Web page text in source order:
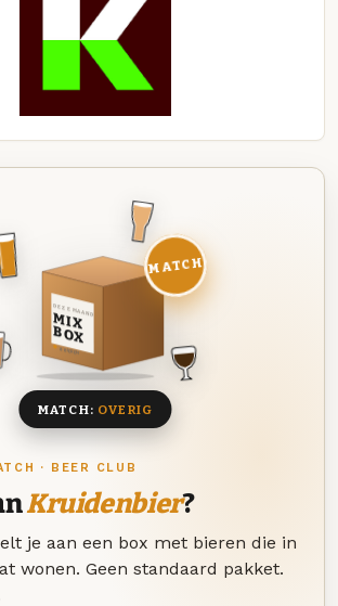
· BEER CLUB
Kruidenbier?
je aan een box met bieren die in
wonen. Geen standaard pakket.
DEZE MAAND
MIX
BOX
8 BIEREN
MATCH
MATCH: OVERIG